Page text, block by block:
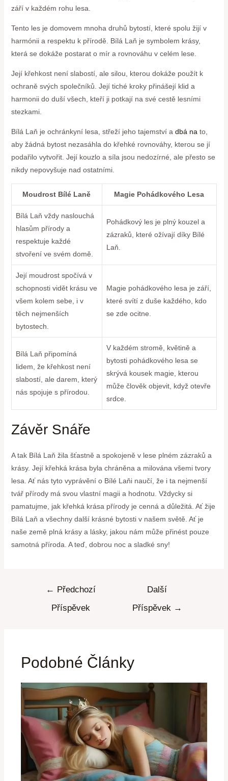
září v každém rohu lesa.
Tento les je ​domovem mnoha ​druhů bytostí, které spolu žijí v
harmónii a⁣ respektu k přírodě. Bílá Laň je symbolem krásy,
která se dokáže postarat o mír a rovnováhu ⁢v celém lese.
Její‌ křehkost není⁣ slabostí, ale silou, kterou dokáže použít k
⁢ochraně svých společníků. Její tiché kroky přinášejí klid a
harmonii do duší všech, kteří ji ⁤potkají na své cestě lesními
stezkami.
Bílá Laň je ⁣ochránkyní lesa, střeží jeho tajemství a dbá na ⁤ to,
aby žádná bytost nezasáhla do křehké rovnováhy, kterou se jí
podařilo ‍vytvořit. Její kouzlo a síla jsou nedozírné, ale přesto ⁢se
‌nikdy nepovyšuje nad ⁣ostatními.
Moudrost Bílé Laně Magie Pohádkového Lesa
Bílá Laň vždy naslouchá
hlasům přírody a
respektuje každé⁣
stvoření ve svém domě.
Pohádkový les je​ plný kouzel a
zázraků, které ožívají díky Bílé
Laň.
Její moudrost spočívá v
schopnosti vidět krásu ve
všem kolem sebe, i v
těch ⁣nejmenších
bytostech.
Magie‍ pohádkového lesa je září,
které‌ svítí z duše každého, kdo
se ​zde ocitne.
Bílá Laň připomíná
lidem, že křehkost není
slabostí, ale darem, ‍který
nás ​spojuje s přírodou.
V každém stromě, květině a
bytosti pohádkového lesa se
skrývá kousek magie, kterou
může člověk objevit, když otevře
srdce.
Závěr Snáře
A tak Bílá Laň žila šťastně a spokojeně v lese plném zázraků a
krásy. Její křehká krása byla ⁢chráněna a milována všemi tvory
lesa. Ať nás tyto ‍vyprávění o Bílé Laňi naučí, že i ta nejmenší
tvář přírody ⁤má svou vlastní magii a hodnotu. Vždycky si
pamatujme, jak křehká krása přírody je cenná a důležitá. Ať žije
Bílá Laň a všechny další krásné bytosti⁢ v našem světě. Ať je
‌naše země plná krásy a lásky, jakou nám může přinést pouze
samotná příroda. A teď, dobrou noc‌ a sladké sny!
← Předchozí
Příspěvek
Další
Příspěvek →
Podobné Články